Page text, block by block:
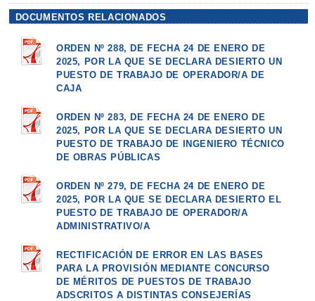
DOCUMENTOS RELACIONADOS
ORDEN Nº 288, DE FECHA 24 DE ENERO DE
2025, POR LA QUE SE DECLARA DESIERTO UN
PUESTO DE TRABAJO DE OPERADOR/A DE
CAJA
ORDEN Nº 283, DE FECHA 24 DE ENERO DE
2025, POR LA QUE SE DECLARA DESIERTO UN
PUESTO DE TRABAJO DE INGENIERO TÉCNICO
DE OBRAS PÚBLICAS
ORDEN Nº 279, DE FECHA 24 DE ENERO DE
2025, POR LA QUE SE DECLARA DESIERTO EL
PUESTO DE TRABAJO DE OPERADOR/A
ADMINISTRATIVO/A
RECTIFICACIÓN DE ERROR EN LAS BASES
PARA LA PROVISIÓN MEDIANTE CONCURSO
DE MÉRITOS DE PUESTOS DE TRABAJO
ADSCRITOS A DISTINTAS CONSEJERÍAS